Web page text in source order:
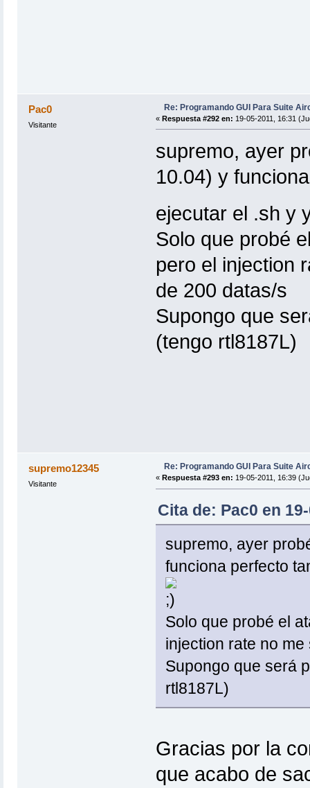
Pac0
Visitante
Re: Programando GUI Para Suite
« Respuesta #292 en: 19-05-2011, 16:31
supremo, ayer
10.04) y
ejecutar el .sh y
Solo que probé
pero el injection
de 200 datas/s
Supongo que
(tengo rtl8187L)
supremo12345
Visitante
Re: Programando GUI Para Suite
« Respuesta #293 en: 19-05-2011, 16:39
Cita de: Pac0 en
supremo, ayer
funciona perfecto
Solo que probé el
injection rate no
Supongo que será
rtl8187L)
Gracias por la
que acabo de